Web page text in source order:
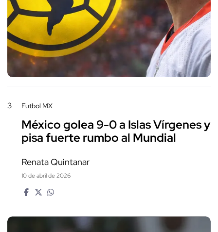
3 Futbol MX
México golea 9-0 a Islas Vírgenes y
pisa fuerte rumbo al Mundial
Renata Quintanar
10 de abril de 2026